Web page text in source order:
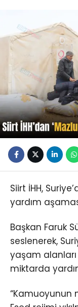
Siirt İHH,
yardım
Başkan Faruk
seslenerek,
yaşam
miktarda
“Kamuoyunun